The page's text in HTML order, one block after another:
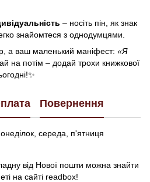
– носіть пін, як знак
знайомтеся з однодумцями.
а ваш маленький маніфест: «Я
на потім – додай трохи книжкової
Повернення
середа, п'ятниця
від Нової пошти можна знайти
на сайті readbox!